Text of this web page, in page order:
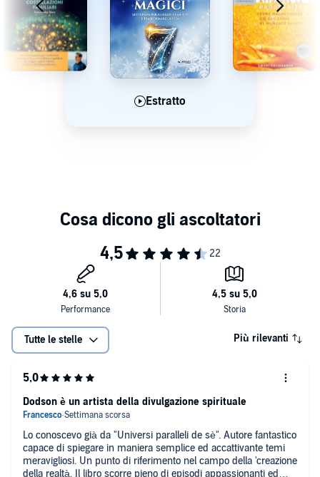
Estratto
Tutte le stelle Più rilevanti
Lo conoscevo già da "Universi paralleli de sè". Autore fantastico
capace di spiegare in maniera semplice ed accattivante temi
meravigliosi. Un punto di riferimento nel campo della 'creazione
della realtà. Il libro scorre pieno di episodi appassionanti ed
Dodson è un artista della divulgazione spirituale